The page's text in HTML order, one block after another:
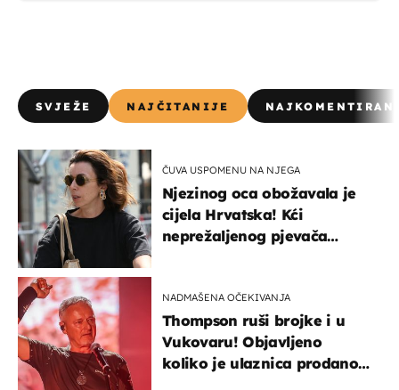
SVJEŽE NAJČITANIJE
ČUVA USPOMENU NA NJEGA
Njezinog oca obožavala je
cijela Hrvatska! Kći
neprežaljenog pjevača
NADMAŠENA OČEKIVANJA
Thompson ruši brojke i u
Vukovaru! Objavljeno
koliko je ulaznica prodano